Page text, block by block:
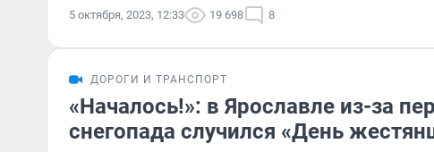
5 октября, 2023, 12:33 19 698 8
ДОРОГИ И ТРАНСПОРТ
«Началось!»: в Ярославле из-за
снегопада случился «День